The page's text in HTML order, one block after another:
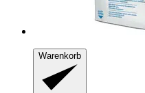
Warenkorb